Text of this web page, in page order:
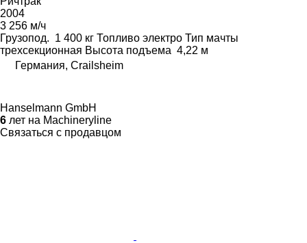
2004
3 256 м/ч
Грузопод. 1 400 кг Топливо электро Тип мачты
трехсекционная Высота подъема 4,22 м
Германия, Crailsheim
Hanselmann GmbH
6 лет на Machineryline
Связаться с продавцом